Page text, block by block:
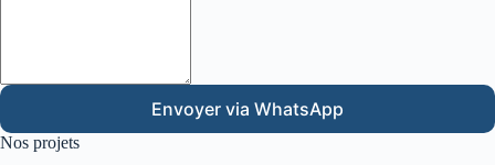
Envoyer via WhatsApp
Nos projets